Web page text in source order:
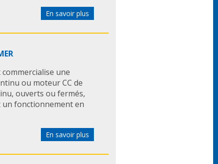
En savoir plus
commercialise une
ou moteur CC de
ouverts ou fermés,
fonctionnement en
En savoir plus